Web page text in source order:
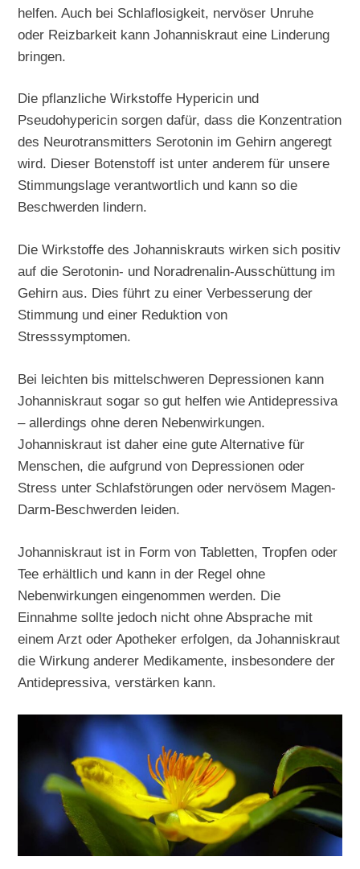
helfen. Auch bei Schlaflosigkeit, nervöser Unruhe
oder Reizbarkeit kann Johanniskraut eine Linderung
bringen.
Die pflanzliche Wirkstoffe Hypericin und
Pseudohypericin sorgen dafür, dass die Konzentration
des Neurotransmitters Serotonin im Gehirn angeregt
wird. Dieser Botenstoff ist unter anderem für unsere
Stimmungslage verantwortlich und kann so die
Beschwerden lindern.
Die Wirkstoffe des Johanniskrauts wirken sich positiv
auf die Serotonin- und Noradrenalin-Ausschüttung im
Gehirn aus. Dies führt zu einer Verbesserung der
Stimmung und einer Reduktion von
Stresssymptomen.
Bei leichten bis mittelschweren Depressionen kann
Johanniskraut sogar so gut helfen wie Antidepressiva
– allerdings ohne deren Nebenwirkungen.
Johanniskraut ist daher eine gute Alternative für
Menschen, die aufgrund von Depressionen oder
Stress unter Schlafstörungen oder nervösem Magen-
Darm-Beschwerden leiden.
Johanniskraut ist in Form von Tabletten, Tropfen oder
Tee erhältlich und kann in der Regel ohne
Nebenwirkungen eingenommen werden. Die
Einnahme sollte jedoch nicht ohne Absprache mit
einem Arzt oder Apotheker erfolgen, da Johanniskraut
die Wirkung anderer Medikamente, insbesondere der
Antidepressiva, verstärken kann.